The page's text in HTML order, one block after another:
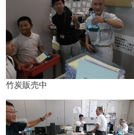
竹炭販売中